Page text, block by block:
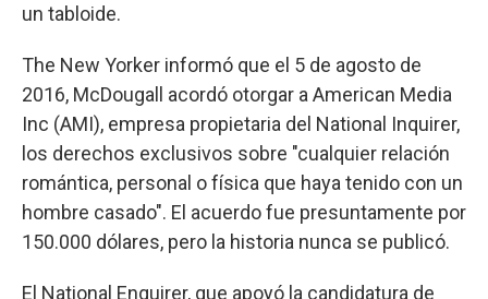
un tabloide.
The New Yorker informó que el 5 de agosto de
2016, McDougall acordó otorgar a American Media
Inc (AMI), empresa propietaria del National Inquirer,
los derechos exclusivos sobre "cualquier relación
romántica, personal o física que haya tenido con un
hombre casado". El acuerdo fue presuntamente por
150.000 dólares, pero la historia nunca se publicó.
El National Enquirer, que apoyó la candidatura de